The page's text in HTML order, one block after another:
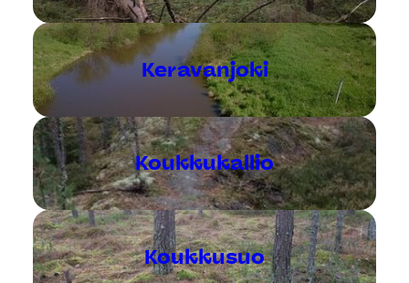
Keravanjoki
Koukkukallio
Koukkusuo